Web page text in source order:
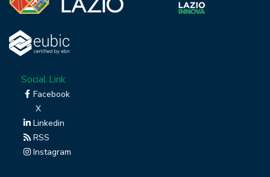
Social Link
Facebook
X
Linkedin
RSS
Instagram